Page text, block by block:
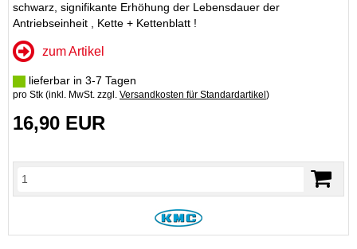
schwarz, signifikante Erhöhung der Lebensdauer der
Antriebseinheit , Kette + Kettenblatt !
zum Artikel
lieferbar in 3-7 Tagen
pro Stk (inkl. MwSt. zzgl. Versandkosten für Standardartikel )
16,90 EUR